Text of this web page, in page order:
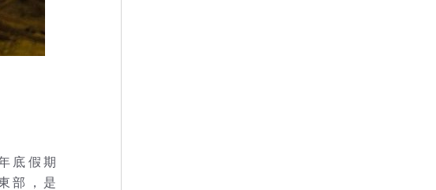
底假期
部，是